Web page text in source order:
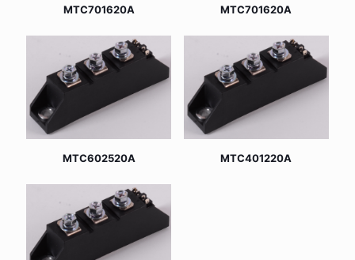
MTC701620A MTC701620A
MTC602520A MTC401220A